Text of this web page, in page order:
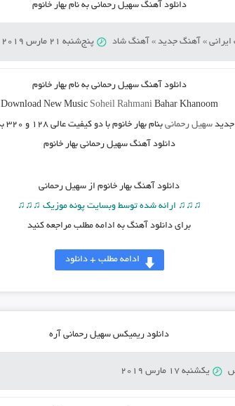
دانلود آهنگ سهیل رحمانی به نام بهار خانوم
» آهنگ جدید» آهنگ شاد پنج‌شنبه 21 مارس 2019
دانلود آهنگ سهیل رحمانی به نام بهار خانوم
Download New Music Soheil Rahmani Bahar Khanoom
جدیدسهیل رحمانی بنام بهار خانومبا دو کیفیت عالی ۱۲۸ و ۳۲۰ به همراه متن ترانه
دانلود آهنگ سهیل رحمانی بهار خانوم
دانلود آهنگبهار خانوم از سهیل رحمانی
♫♫♫ ارائه شده توسط وبسایت پونه موزیک ♫♫♫
برای دانلود آهنگ به ادامه مطلب مراجعه کنید
ادامه مطلب + دانلود
دانلود ریمیکس سهیل رحمانی آره
یکشنبه 17 مارس 2019